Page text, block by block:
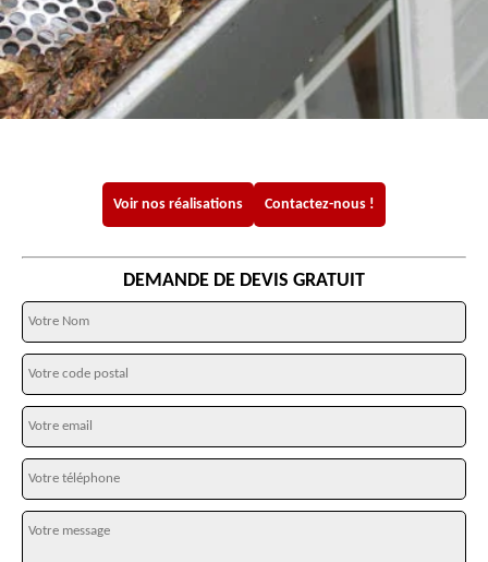
Voir nos réalisations Contactez-nous !
DEMANDE DE DEVIS GRATUIT